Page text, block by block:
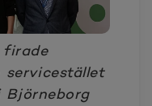
firade